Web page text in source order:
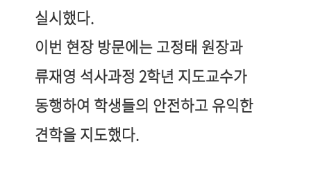
실시했다.
이번 현장 방문에는 고정태 원장과
류재영 석사과정 2학년 지도교수가
동행하여 학생들의 안전하고 유익한
견학을 지도했다.